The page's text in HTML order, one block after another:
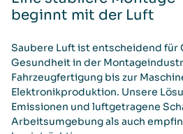
beginnt mit der Luft
Saubere Luft ist entscheidend für
Gesundheit in der
Fahrzeugfertigung bis zur
Elektronikproduktion. Unsere
Emissionen und luftgetragene
Arbeitsumgebung als auch